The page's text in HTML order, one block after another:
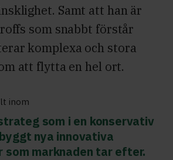
Samt att han är
som snabbt förstår
komplexa och stora
att flytta en hel ort.
inom
som i en konservativ
nya innovativa
som marknaden tar efter.